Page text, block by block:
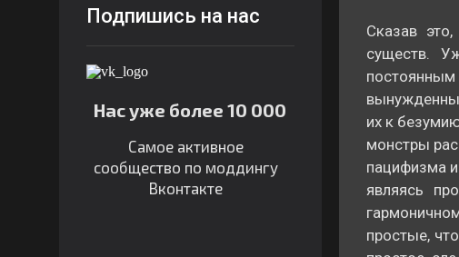
Подпишись на нас
Нас уже более 10 000
Самое активное
сообщество по моддингу
Вконтакте
Сказав
существ.
их к
монстры
пацифизма
являясь
простые,